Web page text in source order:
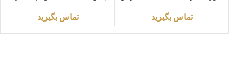
تماس بگیرید
تماس بگیرید